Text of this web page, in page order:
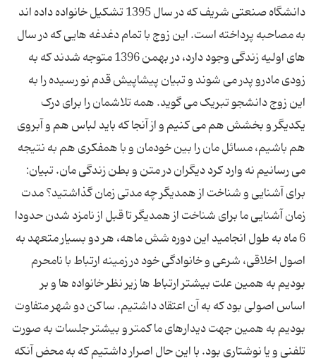
دانشگاه صنعتی شریف که در سال 1395 تشکیل خانواده داده اند
به مصاحبه پرداخته است. این زوج با تمام دغدغه هایی که در سال
های اولیه زندگی وجود دارد، در بهمن 1396 متوجه شدند که به
زودی مادرو پدر می شوند و تبیان پیشاپیش قدم نو رسیده را به
این زوج دانشجو تبریک می گوید. همه تلاشمان را برای درک
یکدیگر و بخشش هم می کنیم و از آنجا که باید لباس هم و آبروی
هم باشیم، مسائل مان را بین خودمان و با همفکری هم به نتیجه
می رسانیم نه وارد کرد دیگران در متن و بطن زندگی مان. تبیان:
برای آشنایی و شناخت از همدیگر چه مدتی زمان گذاشتید؟ مدت
زمان آشنایی ما برای شناخت از همدیگر تا قبل از نامزد شدن حدودا
6 ماه به طول انجامید این دوره شش ماهه، هر دو بسیار متعهد به
اصول اخلاقی، شرعی و خانوادگی خود در زمینه ارتباط با نامحرم
بودیم به همین علت بیشتر ارتباط ها زیر نظر خانواده ها و بر
اساس اصولی بود که به آن اعتقاد داشتیم. ساکن دو شهر متفاوت
بودیم به همین جهت دیدارهای ما کمتر و بیشتر جلسات به صورت
تلفنی و یا نوشتاری بود. با این حال اصرار داشتیم که به محض آنکه